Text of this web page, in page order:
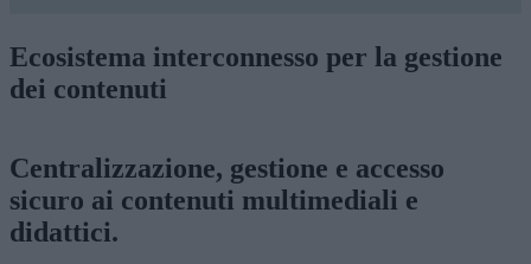
Ecosistema interconnesso per la gestione
dei contenuti
Centralizzazione, gestione e accesso
sicuro ai contenuti multimediali e
didattici.